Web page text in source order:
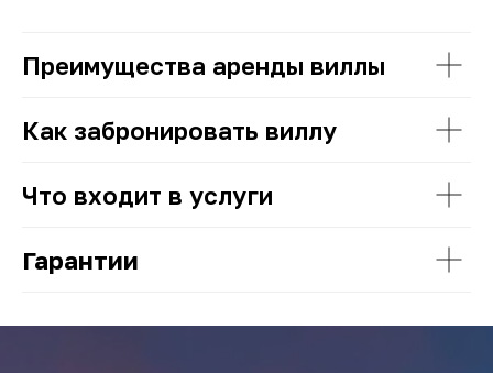
Преимущества аренды виллы
Как забронировать виллу
Что входит в услуги
Гарантии